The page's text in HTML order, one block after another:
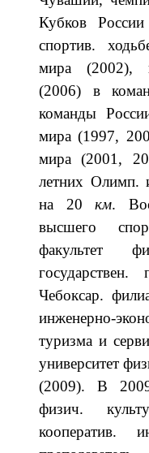
Кубков
спортив.
мира (2002),
(2006) в
команды
мира (1997,
мира (2001,
летних Олимп.
на 20км.
высшего
факультет
государствен.
Чебоксар.
инженерно-
туризма и
университет
(2009). В
физич.
кооператив.